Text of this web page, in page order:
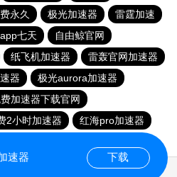
永久 极光加速器
雷霆加速
七天
自由鲸官网
纸飞机加速器
雷轰官网加速器
器
极光aurora加速器
加速器下载官网
2小时加速器
红海pro加速器
速器 下载